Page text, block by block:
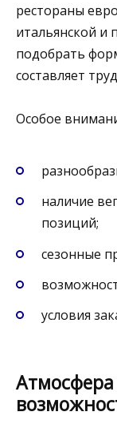
рестораны
итальянской и
подобрать
составляет
Особое
наличие
позиций;
сезонные
условия